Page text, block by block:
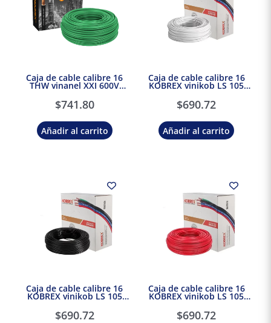
Caja de cable calibre 16
THW vinanel XXI 600V
Condumex
$741.80
Añadir al carrito
Caja de cable calibre 16
KOBREX vinikob LS 105
RoHS 600V Blanco
$690.72
Añadir al carrito
Caja de cable calibre 16
KOBREX vinikob LS 105
RoHS 600V Negro
$690.72
Caja de cable calibre 16
KOBREX vinikob LS 105
RoHS 600V Rojo
$690.72